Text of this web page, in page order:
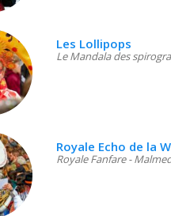
Les Lollipops
Le Mandala des
Royale Echo de la
Royale Fanfare -